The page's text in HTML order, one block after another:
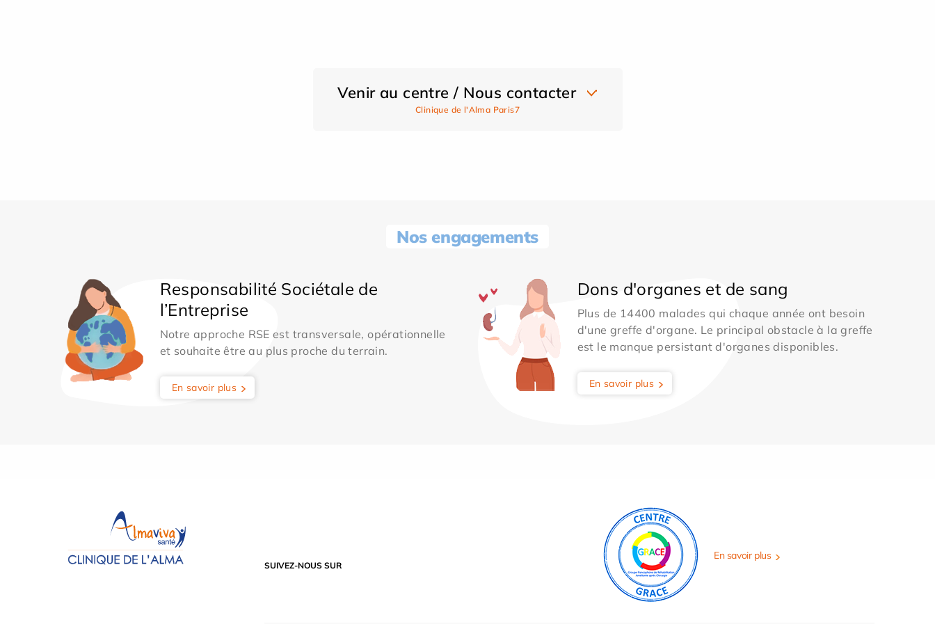
Venir au centre / Nous contacter
Clinique de l'Alma Paris7
Nos engagements
Responsabilité Sociétale de
l’Entreprise
Notre approche RSE est transversale, opérationnelle
et souhaite être au plus proche du terrain.
En savoir plus
Dons d'organes et de sang
Plus de 14400 malades qui chaque année ont besoin
d'une greffe d'organe. Le principal obstacle à la greffe
est le manque persistant d'organes disponibles.
En savoir plus
SUIVEZ-NOUS SUR
En savoir plus